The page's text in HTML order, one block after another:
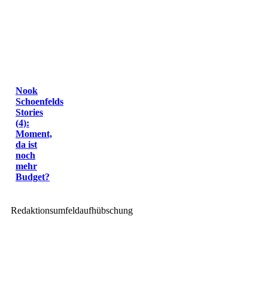
Nook
Schoenfelds
Stories
(4):
Moment,
da ist
noch
mehr
Budget?
Redaktionsumfeldaufhübschung